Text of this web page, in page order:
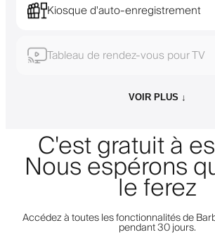
Kiosque d'auto-enregistrement
Tableau de rendez-vous pour TV
VOIR PLUS ↓
C'est gratuit à
Nous espérons
le ferez
Accédez à toutes les fonctionnalités de
pendant 30 jours.